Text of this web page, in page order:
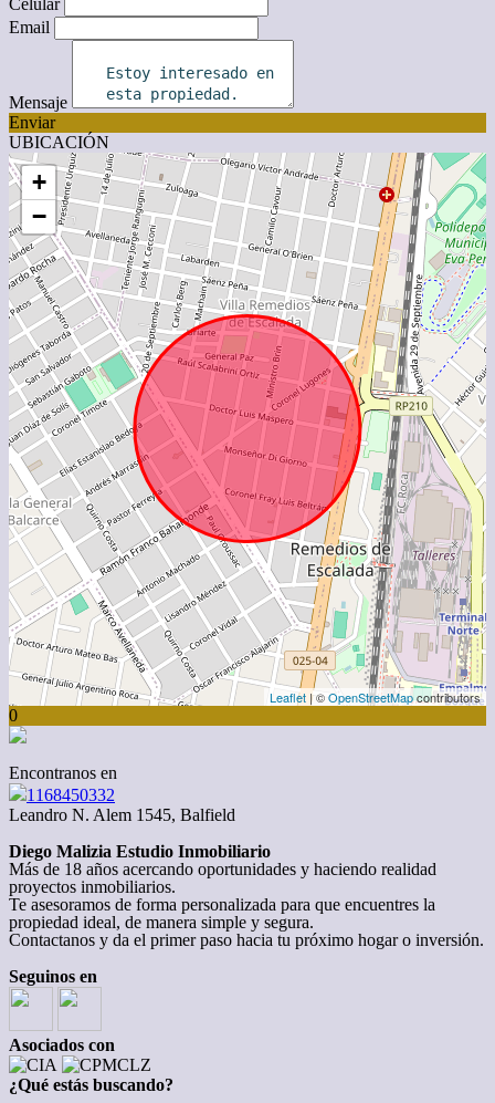
Celular
Email
Mensaje
Enviar
UBICACIÓN
+
−
Leaflet | ©OpenStreetMapcontributors
0
Encontranos en
1168450332
Leandro N. Alem 1545, Balfield
Diego Malizia Estudio Inmobiliario
Más de 18 años acercando oportunidades y haciendo realidad
proyectos inmobiliarios.
Te asesoramos de forma personalizada para que encuentres la
propiedad ideal, de manera simple y segura.
Contactanos y da el primer paso hacia tu próximo hogar o inversión.
Seguinos en
Asociados con
¿Qué estás buscando?